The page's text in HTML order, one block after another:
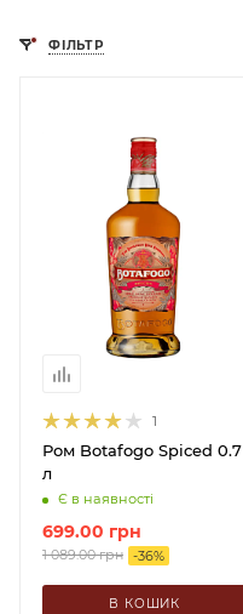
ФІЛЬТР
1
Ром Botafogo Spiced 0.7
л
Є в наявності
699.00 грн
1 089.00грн -36%
В КОШИК